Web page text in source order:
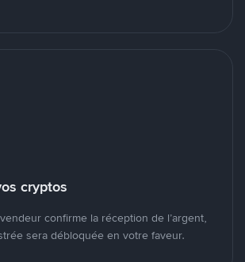
cryptos
confirme la réception de l’argent,
sera débloquée en votre faveur.